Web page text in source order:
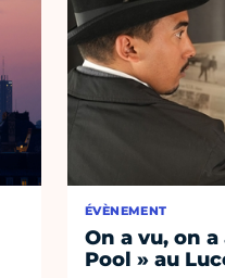
ÉVÈNEMENT
On a vu, on
Pool » au